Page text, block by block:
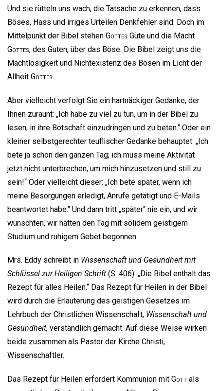
Und sie rütteln uns wach, die Tatsache zu erkennen, dass
Böses, Hass und irriges Urteilen Denkfehler sind. Doch im
Mittelpunkt der Bibel stehen Gottes Güte und die Macht
Gottes, des Guten, über das Böse. Die Bibel zeigt uns die
Machtlosigkeit und Nichtexistenz des Bösen im Licht der
Allheit Gottes.
Aber vielleicht verfolgt Sie ein hartnäckiger Gedanke, der
Ihnen zuraunt: „Ich habe zu viel zu tun, um in der Bibel zu
lesen, in ihre Botschaft einzudringen und zu beten.“ Oder ein
kleiner selbstgerechter teuflischer Gedanke behauptet: „Ich
bete ja schon den ganzen Tag; ich muss meine Aktivität
jetzt nicht unterbrechen, um mich hinzusetzen und still zu
sein!“ Oder vielleicht dieser: „Ich bete später, wenn ich
meine Besorgungen erledigt, Anrufe getätigt und E-Mails
beantwortet habe.“ Und dann tritt „später“ nie ein, und wir
wünschten, wir hätten den Tag mit solidem geistigem
Studium und ruhigem Gebet begonnen.
Mrs. Eddy schreibt in Wissenschaft und Gesundheit mit
Schlüssel zur Heiligen Schrift (S. 406): „Die Bibel enthält das
Rezept für alles Heilen.“ Das Rezept für Heilen in der Bibel
wird durch die Erläuterung des geistigen Gesetzes im
Lehrbuch der Christlichen Wissenschaft, Wissenschaft und
Gesundheit, verständlich gemacht. Auf diese Weise wirken
beide zusammen als Pastor der Kirche Christi,
Wissenschaftler.
Das Rezept für Heilen erfordert Kommunion mit Gott als